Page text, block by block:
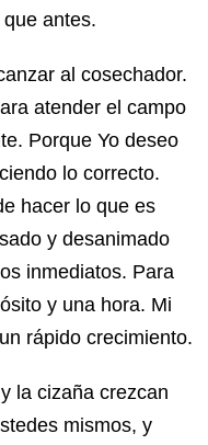
antes.
al cosechador.
atender el campo
Porque Yo deseo
lo correcto.
hacer lo que es
y desanimado
inmediatos. Para
y una hora. Mi
rápido crecimiento.
la cizaña crezcan
mismos, y